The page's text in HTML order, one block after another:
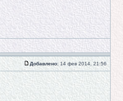
Добавлено: 14 фев 2014, 21:56